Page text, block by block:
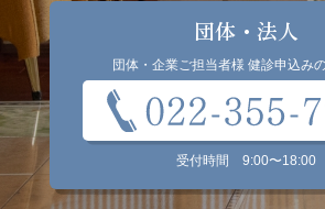
団体・法人
団体・企業ご担当者様 健診申込み
受付時間9:00〜18:00